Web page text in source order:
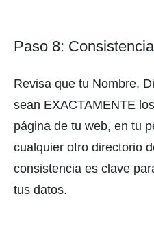
Paso 8:
Revisa que tu Nombre,
sean EXACTAMENTE
página de tu web, en tu
cualquier otro directorio
consistencia es clave
tus datos.